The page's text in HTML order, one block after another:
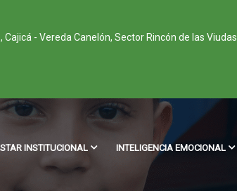
Cajicá - Vereda Canelón, Sector Rincón de las Viudas
INSTITUCIONAL INTELIGENCIA EMOCIONAL